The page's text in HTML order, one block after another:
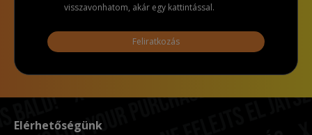
visszavonhatom, akár egy kattintással.
Feliratkozás
Elérhetőségünk